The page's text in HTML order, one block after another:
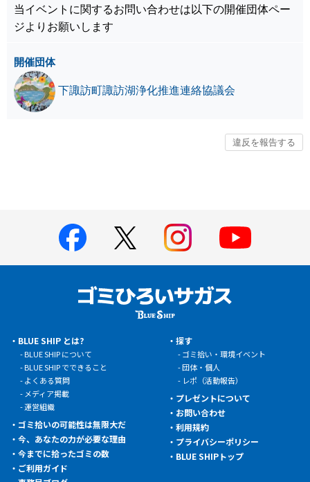
当イベントに関するお問い合わせは以下の開催団体ペー
ジよりお願いします
開催団体
下諏訪町諏訪湖浄化推進連絡協議会
BLUE SHIP とは?
BLUE SHIP について
BLUE SHIP でできること
よくある質問
メディア掲載
運営組織
ゴミ拾いの可能性は無限大だ
今、あなたの力が必要な理由
今までに拾ったゴミの数
ご利用ガイド
探す
ゴミ拾い・環境イベント
団体・個人
レポ（活動報告）
プレゼントについて
お問い合わせ
利用規約
プライバシーポリシー
BLUE SHIPトップ